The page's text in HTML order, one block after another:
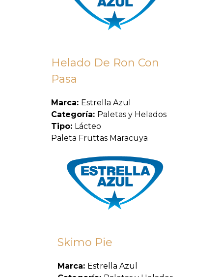
Helado De Ron Con
Pasa
Marca: Estrella Azul
Categoría: Paletas y Helados
Tipo: Lácteo
Paleta Fruttas Maracuya
Skimo Pie
Marca: Estrella Azul